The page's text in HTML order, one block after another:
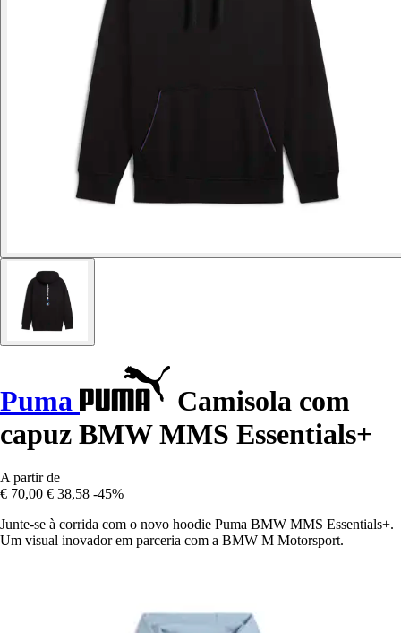
Puma
Camisola com
capuz BMW MMS Essentials+
A partir de
€ 70,00 € 38,58 -45%
Junte-se à corrida com o novo hoodie Puma BMW MMS Essentials+.
Um visual inovador em parceria com a BMW M Motorsport.